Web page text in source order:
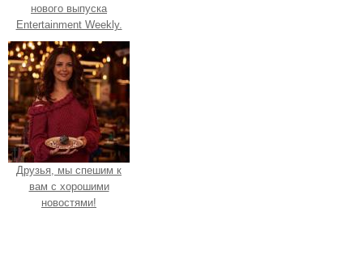
нового выпуска
Entertainment Weekly.
Друзья, мы спешим к
вам с хорошими
новостями!